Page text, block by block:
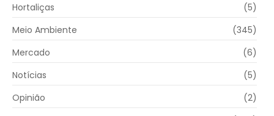
Hortaliças
(5)
Meio Ambiente
(345)
Mercado
(6)
Notícias
(5)
Opinião
(2)